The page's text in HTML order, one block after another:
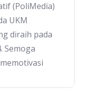
(PoliMedia)
UKM
diraih pada
Semoga